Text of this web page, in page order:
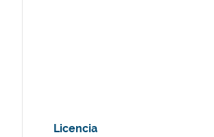
Licencia